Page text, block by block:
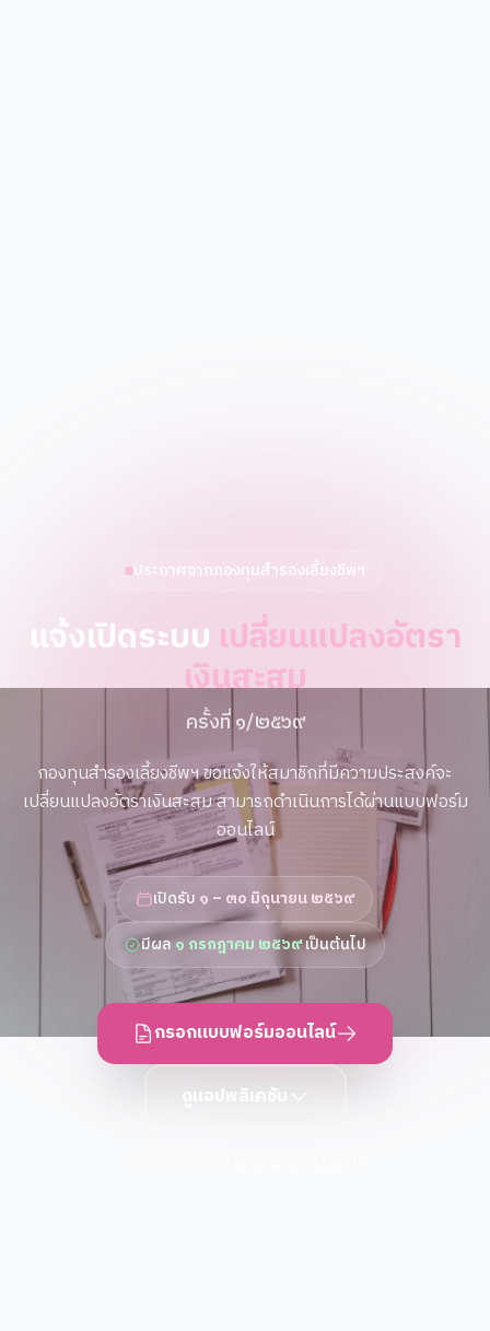
ประกาศจากกองทุนสำรองเลี้ยงชีพฯ
แจ้งเปิดระบบ เปลี่ยนแปลงอัตรา
เงินสะสม
ครั้งที่ ๑/๒๕๖๙
กองทุนสำรองเลี้ยงชีพฯ ขอแจ้งให้สมาชิกที่มีความประสงค์จะ
เปลี่ยนแปลงอัตราเงินสะสม สามารถดำเนินการได้ผ่านแบบฟอร์ม
ออนไลน์
เปิดรับ ๑ – ๓๐ มิถุนายน ๒๕๖๙
มีผล๑ กรกฎาคม ๒๕๖๙เป็นต้นไป
กรอกแบบฟอร์มออนไลน์
ดูแอปพลิเคชัน